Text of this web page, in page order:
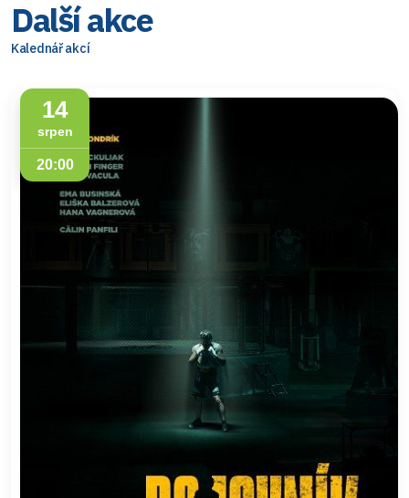
Další akce
Kalednář akcí
14
srpen
20:00